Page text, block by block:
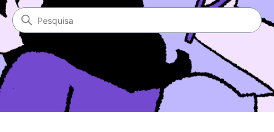
Pesquisa